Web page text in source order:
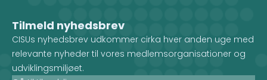
Tilmeld nyhedsbrev
CISUs nyhedsbrev udkommer cirka hver anden uge med
relevante nyheder til vores medlemsorganisationer og
udviklingsmiljøet.